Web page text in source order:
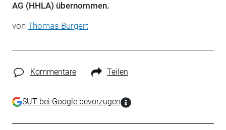
AG (HHLA) übernommen.
von Thomas Burgert
Kommentare Teilen
SUT bei Google bevorzugen